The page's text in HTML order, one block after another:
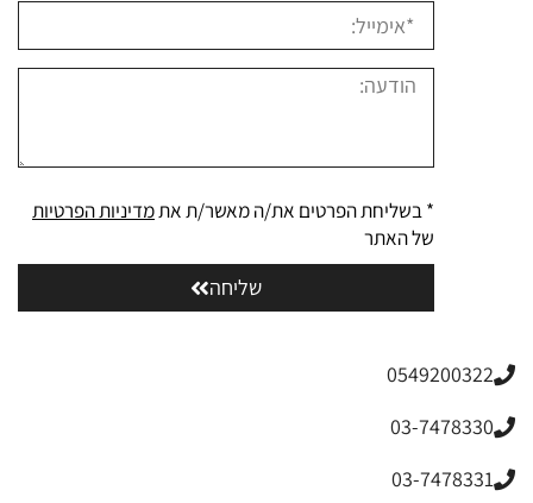
* בשליחת הפרטים את/ה מאשר/ת אתמדיניות הפרטיות
של האתר
שליחה
0549200322
03-7478330
03-7478331